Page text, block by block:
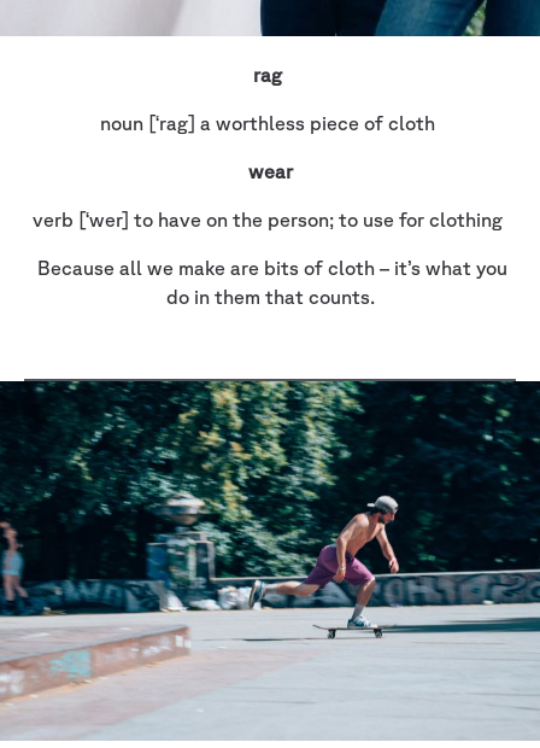
rag
noun [‘rag] a worthless piece of cloth
wear
verb [‘wer] to have on the person; to use for clothing
Because all we make are bits of cloth – it’s what you
do in them that counts.